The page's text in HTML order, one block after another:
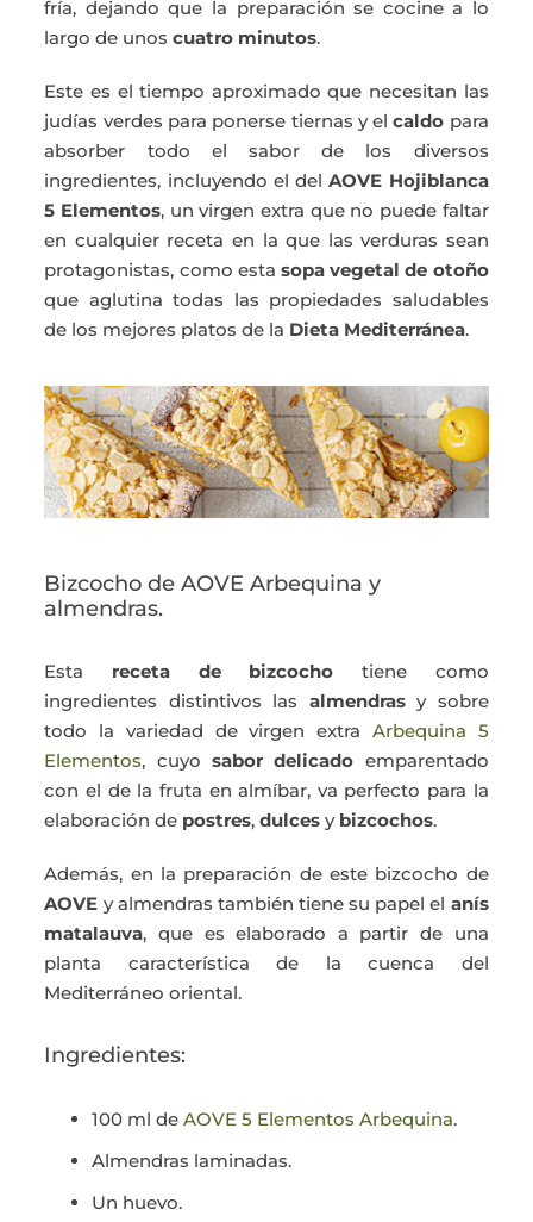
fría, dejando que la preparación se cocine a lo
largo de unoscuatro minutos.
Este es el tiempo aproximado que necesitan las
judías verdes para ponerse tiernas y elcaldo para
absorber todo el sabor de los diversos
ingredientes, incluyendo el delAOVE Hojiblanca
5 Elementos, un virgen extra que no puede faltar
en cualquier receta en la que las verduras sean
protagonistas, como esta sopa vegetal de otoño
que aglutina todas las propiedades saludables
de los mejores platos de la Dieta Mediterránea.
Bizcocho de AOVE Arbequina y
almendras.
Esta receta de bizcocho tiene como
ingredientes distintivos las almendrasy sobre
todo la variedad de virgen extra Arbequina 5
Elementos, cuyo sabor delicado emparentado
con el de la fruta en almíbar, va perfecto para la
elaboración de postres,dulces y bizcochos.
Además, en la preparación de este bizcocho de
AOVE y almendras también tiene su papel el anís
matalauva, que es elaborado a partir de una
planta característica de la cuenca del
Mediterráneo oriental.
Ingredientes:
100 ml deAOVE 5 Elementos Arbequina.
Almendras laminadas.
Un huevo.